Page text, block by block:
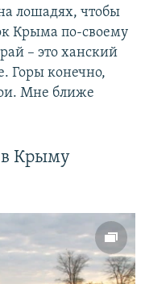
лошадях, чтобы
Крыма по-своему
– это ханский
Горы конечно,
Мне ближе
в Крыму